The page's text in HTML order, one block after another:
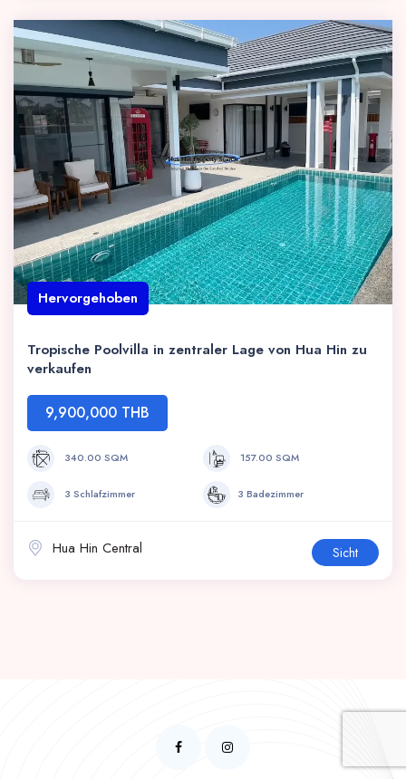
Hervorgehoben
Tropische Poolvilla in zentraler Lage von Hua Hin zu
verkaufen
9,900,000 THB
340.00 SQM 157.00 SQM
3 Schlafzimmer 3 Badezimmer
Hua Hin Central Sicht